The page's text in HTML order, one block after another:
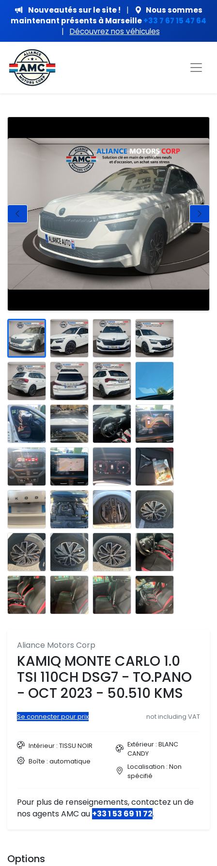
Nouveautés sur le site ! |
Nous sommes
maintenant présents à Marseille+33 7 67 15 47 64
|
Découvrez nos véhicules
Aliance Motors Corp
KAMIQ MONTE CARLO 1.0
TSI 110CH DSG7 - TO.PANO
- OCT 2023 - 50.510 KMS
Se connecter pour prix not including VAT
Intérieur : TISSU NOIR
Boîte : automatique
Extérieur : BLANC
CANDY
Localisation : Non
spécifié
Pour plus de renseignements, contactez un de
nos agents AMC au +33 1 53 69 11 72.
Options